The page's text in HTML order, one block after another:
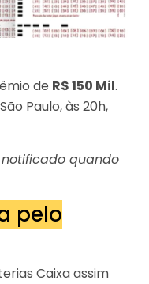
de R$ 150 Mil.
Paulo, às 20h,
quando
pelo
Caixa assim